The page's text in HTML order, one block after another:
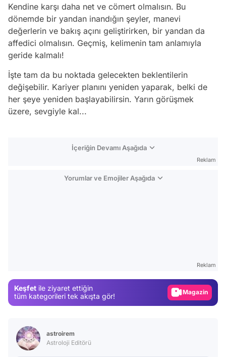
Kendine karşı daha net ve cömert olmalısın. Bu
dönemde bir yandan inandığın şeyler, manevi
değerlerin ve bakış açını geliştirirken, bir yandan da
affedici olmalısın. Geçmiş, kelimenin tam anlamıyla
geride kalmalı!
İşte tam da bu noktada gelecekten beklentilerin
değişebilir. Kariyer planını yeniden yaparak, belki de
her şeye yeniden başlayabilirsin. Yarın görüşmek
üzere, sevgiyle kal...
İçeriğin Devamı Aşağıda
Reklam
Yorumlar ve Emojiler Aşağıda
Reklam
Keşfet ile ziyaret ettiğin
tüm kategorileri tek akışta gör!
Magazin
astroirem
Astroloji Editörü